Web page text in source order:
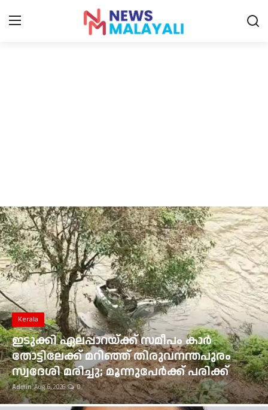
Entertainment
Sports
Food
Gulf News
Loksabha Election 2024
Technology
Health
Jobs Mall
Kerala
ഭൂമി തരംമാറ്റ അപേക്ഷ: കോടതി
ഉത്തരവുകൾ ആവർത്തിച്ച് ലംഘിച്ച
മൂവാറ്റുപുഴ ആർഡിഒയ്ക്ക് 25,000 രൂപ
പിഴ
Admin Aug 6, 2026 0